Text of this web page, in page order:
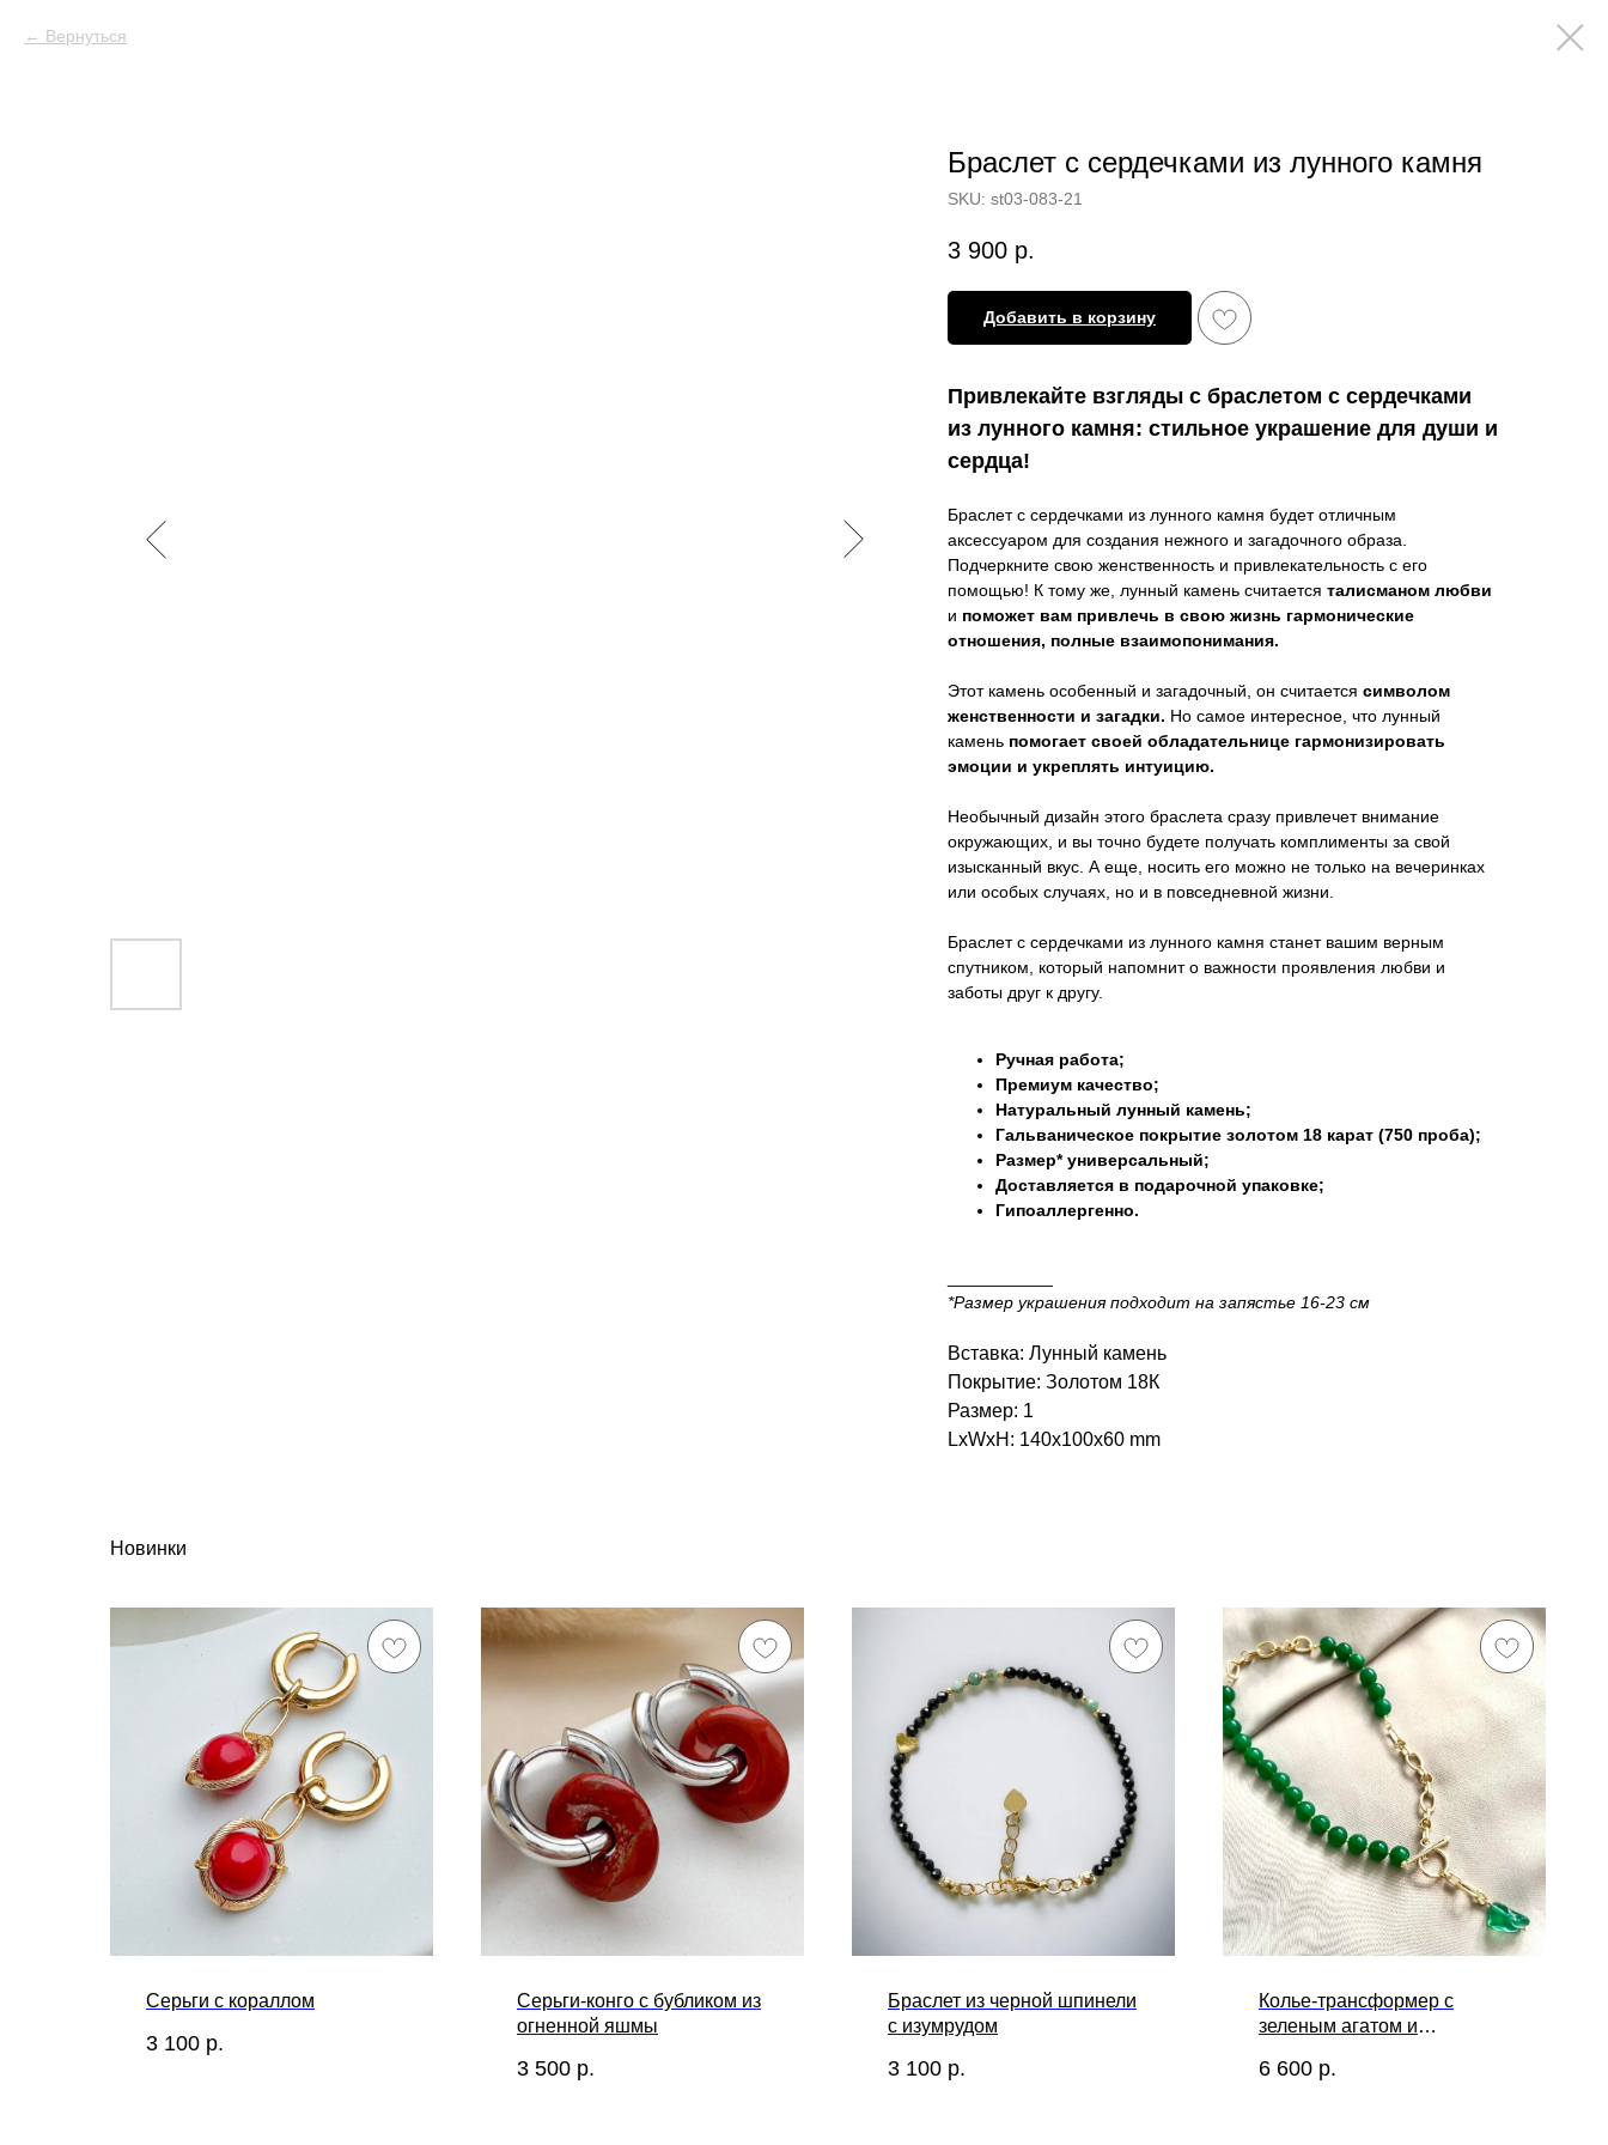
Вернуться
Браслет с сердечками из лунного камня
SKU: st03-083-21
3 900 р.
Добавить в корзину
Привлекайте взгляды с браслетом с сердечками
из лунного камня: стильное украшение для души и
сердца!
Браслет с сердечками из лунного камня будет отличным
аксессуаром для создания нежного и загадочного образа.
Подчеркните свою женственность и привлекательность с его
помощью! К тому же, лунный камень считается талисманом любви
и поможет вам привлечь в свою жизнь гармонические
отношения, полные взаимопонимания.
Этот камень особенный и загадочный, он считается символом
женственности и загадки. Но самое интересное, что лунный
камень помогает своей обладательнице гармонизировать
эмоции и укреплять интуицию.
Необычный дизайн этого браслета сразу привлечет внимание
окружающих, и вы точно будете получать комплименты за свой
изысканный вкус. А еще, носить его можно не только на вечеринках
или особых случаях, но и в повседневной жизни.
Браслет с сердечками из лунного камня станет вашим верным
спутником, который напомнит о важности проявления любви и
заботы друг к другу.
Ручная работа;
Премиум качество;
Натуральный лунный камень;
Гальваническое покрытие золотом 18 карат (750 проба);
Размер* универсальный;
Доставляется в подарочной упаковке;
Гипоаллергенно.
*Размер украшения подходит на запястье 16-23 см
Вставка: Лунный камень
Покрытие: Золотом 18К
Размер: 1
LxWxH: 140x100x60 mm
Новинки
Серьги с кораллом
3 100 р.
Серьги-конго с бубликом из
огненной яшмы
3 500 р.
Браслет из черной шпинели
с изумрудом
3 100 р.
Колье-трансформер с
зеленым агатом и
6 600 р.